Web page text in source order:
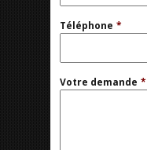
Téléphone *
Votre demande *